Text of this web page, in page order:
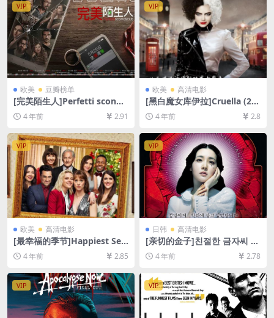
VIP
欧美 豆瓣榜单
[完美陌生人]Perfetti sconos
ciuti (2016)[百度网盘+迅雷云
盘资源1080P超清未删减][MP
4/6.2GB][中文字幕]
4 年前 2.91
VIP
欧美 高清电影
[黑白魔女库伊拉]Cruella (20
21)[百度网盘+迅雷云盘资源1
080P超清未删减][MP4/8.7G
B][中英字幕]
4 年前 2.8
VIP
欧美 高清电影
[最幸福的季节]Happiest Sea
son (2020)[百度网盘+迅雷云
盘资源1080P超清未删减][MP
4 年前 2.85
VIP
日韩 高清电影
[亲切的金子]친절한 금자씨 (2
005)[百度网盘+夸克网盘+迅
雷云盘资源1080P超清未删减]
4 年前 2.78
VIP VIP